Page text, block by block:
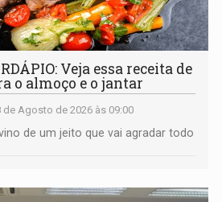
Veja essa receita de
o almoço e o jantar
de Agosto de 2026 às 09:00
de um jeito que vai agradar todo